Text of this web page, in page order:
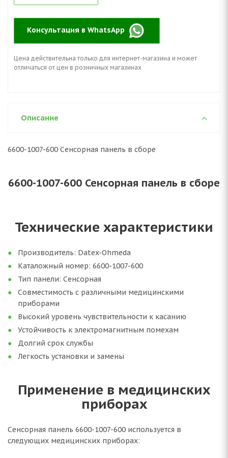
Консультация в WhatsApp
Цена действительна только для интернет-магазина и может
отличаться от цен в розничных магазинах
Описание
6600-1007-600 Сенсорная панель в сборе
6600-1007-600 Сенсорная панель в сборе
Технические характеристики
Производитель: Datex-Ohmeda
Каталожный номер: 6600-1007-600
Тип панели: Сенсорная
Совместимость с различными медицинскими
приборами
Высокий уровень чувствительности к касанию
Устойчивость к электромагнитным помехам
Долгий срок службы
Легкость установки и замены
Применение в медицинских
приборах
Сенсорная панель 6600-1007-600 используется в
следующих медицинских приборах: